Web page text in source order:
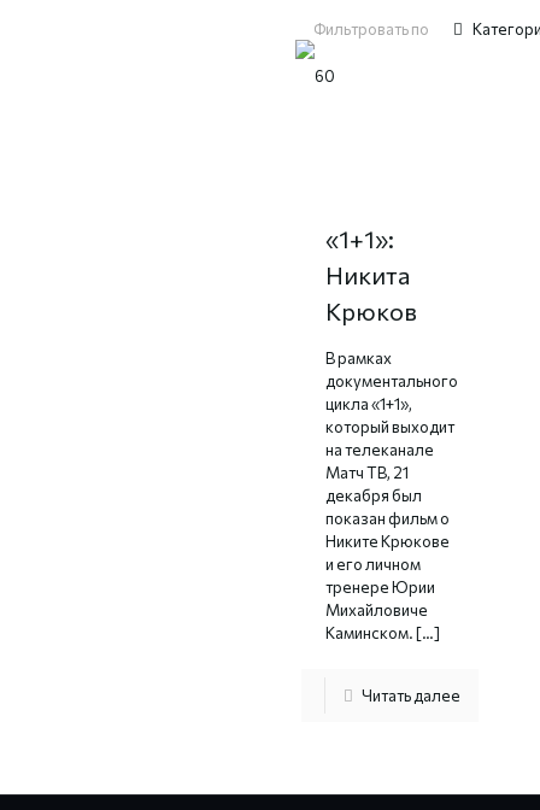
Фильтровать по
«1+1»:
Никита
Крюков
В рамках
документального
цикла «1+1»,
который выходит
на телеканале
Матч ТВ, 21
декабря был
показан фильм о
Никите Крюкове
и его личном
тренере Юрии
Михайловиче
Каминском.[…]
Читать далее